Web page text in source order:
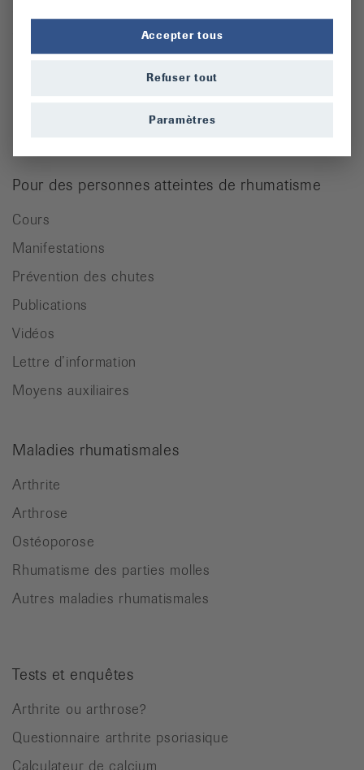
Commande Téléphone: 044 487 40 10
Pour des personnes atteintes de rhumatisme
Cours
Manifestations
Prévention des chutes
Publications
Vidéos
Lettre d’information
Moyens auxiliaires
Maladies rhumatismales
Arthrite
Arthrose
Ostéoporose
Rhumatisme des parties molles
Autres maladies rhumatismales
Tests et enquêtes
Arthrite ou arthrose?
Questionnaire arthrite psoriasique
Calculateur de calcium
Accepter tous
Refuser tout
Paramètres